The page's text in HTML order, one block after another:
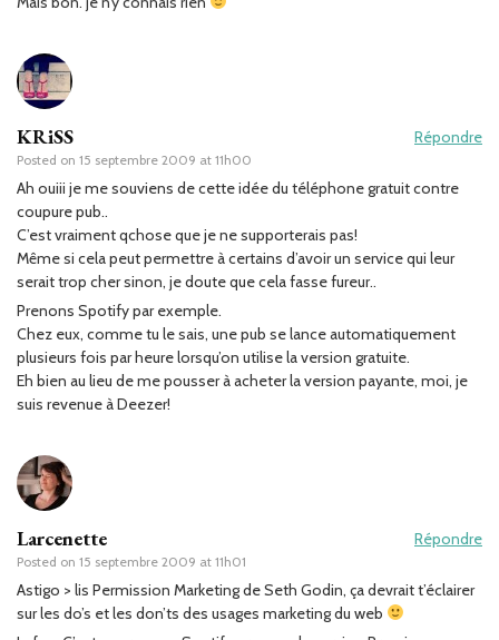
KRiSS
Posted on 15 septembre 2009 at 11h00
Répondre
Ah ouiii je me souviens de cette idée du téléphone gratuit contre
coupure pub..
C’est vraiment qchose que je ne supporterais pas!
Même si cela peut permettre à certains d’avoir un service qui leur
serait trop cher sinon, je doute que cela fasse fureur..
Prenons Spotify par exemple.
Chez eux, comme tu le sais, une pub se lance automatiquement
plusieurs fois par heure lorsqu’on utilise la version gratuite.
Eh bien au lieu de me pousser à acheter la version payante, moi, je
suis revenue à Deezer!
Larcenette
Posted on 15 septembre 2009 at 11h01
Répondre
Astigo > lis Permission Marketing de Seth Godin, ça devrait t’éclairer
sur les do’s et les don’ts des usages marketing du web